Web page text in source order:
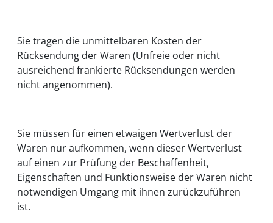
Sie tragen die unmittelbaren Kosten der
Rücksendung der Waren (Unfreie oder nicht
ausreichend frankierte Rücksendungen werden
nicht angenommen).
Sie müssen für einen etwaigen Wertverlust der
Waren nur aufkommen, wenn dieser Wertverlust
auf einen zur Prüfung der Beschaffenheit,
Eigenschaften und Funktionsweise der Waren nicht
notwendigen Umgang mit ihnen zurückzuführen
ist.